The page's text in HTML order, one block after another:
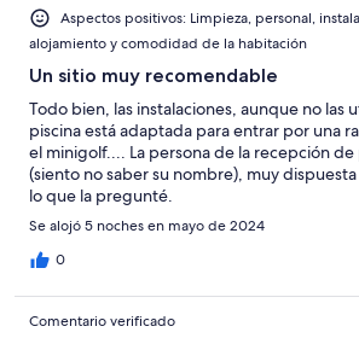
MediocreAspectos positivos: Limpieza, personal,
alojamiento y comodidad de la habitación
Un sitio muy recomendable
Todo bien, las instalaciones, aunque no las
piscina está adaptada para entrar por una
el minigolf.... La persona de la recepción de
(siento no saber su nombre), muy
lo que la pregunté.
Se alojó 5 noches en mayo de 2024
0
Comentario verificado